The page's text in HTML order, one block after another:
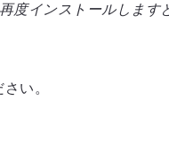
度インストールします
い。